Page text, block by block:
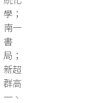
學；
南一
書
局；
新超
群高
一、